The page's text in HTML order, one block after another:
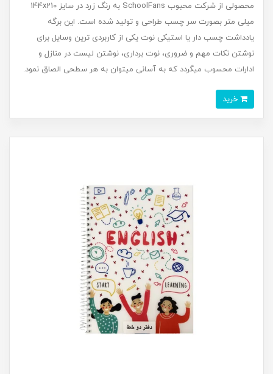
محصولی از شرکت محبوب SchoolFans به رنگ زرد در سایز 144x210
میلی متر بصورت سر چسب طراحی و تولید شده است. این برگه
یادداشت چسب دار یا استیکی نوت یکی از کاربردی ترین وسایل برای
نوشتن نکات مهم و ضروری، نوت برداری، نوشتن لیست در منازل و
ادارات محسوب میگردد که به آسانی میتوان به هر سطحی الصاق نمود.